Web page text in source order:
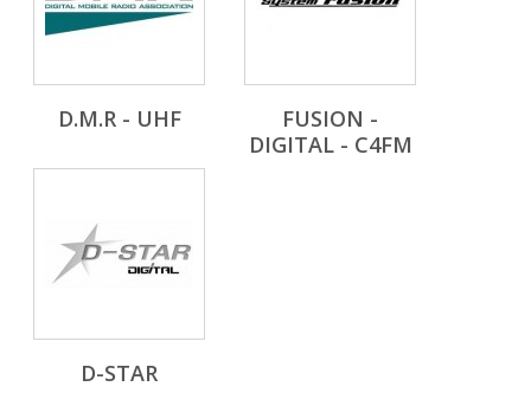
D.M.R - UHF
FUSION -
DIGITAL - C4FM
D-STAR